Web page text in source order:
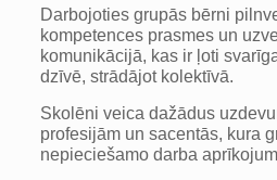
Darbojoties grupās bērni
kompetences prasmes un
komunikācijā, kas ir ļoti
dzīvē, strādājot kolektīvā.
Skolēni veica dažādus
profesijām un sacentās, kura
nepieciešamo darba